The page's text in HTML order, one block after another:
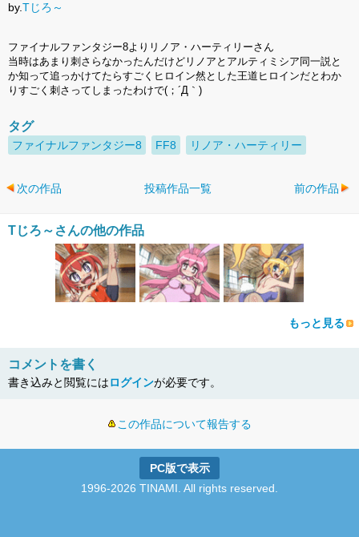
by.Tじろ～
ファイナルファンタジー8よりリノア・ハーティリーさん
当時はあまり刺さらなかったんだけどリノアとアルティミシア同一説と
か知って追っかけてたらすごくヒロイン然とした王道ヒロインだとわか
りすごく刺さってしまったわけで(；´Д｀)
タグ
ファイナルファンタジー8 FF8 リノア・ハーティリー
次の作品 投稿作品一覧 前の作品
Tじろ～さんの他の作品
もっと見る
コメントを書く
書き込みと閲覧にはログインが必要です。
この作品について報告する
PC版で表示
1996-2026 TINAMI. All rights reserved.